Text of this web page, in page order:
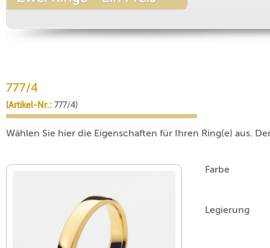
777/4
(Artikel-Nr.: 777/4)
Wählen Sie hier die Eigenschaften für Ihren Ring(e) aus.
Farbe
Legierung